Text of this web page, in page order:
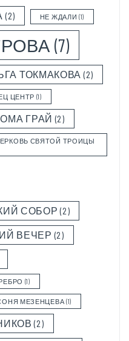
(2) НЕ ЖДАЛИ (1)
(7)
ТОКМАКОВА (2)
ЦЕНТР (1)
ГРАЙ (2)
СВЯТОЙ ТРОИЦЫ
СОБОР (2)
ВЕЧЕР (2)
(1)
МЕЗЕНЦЕВА (1)
(2)